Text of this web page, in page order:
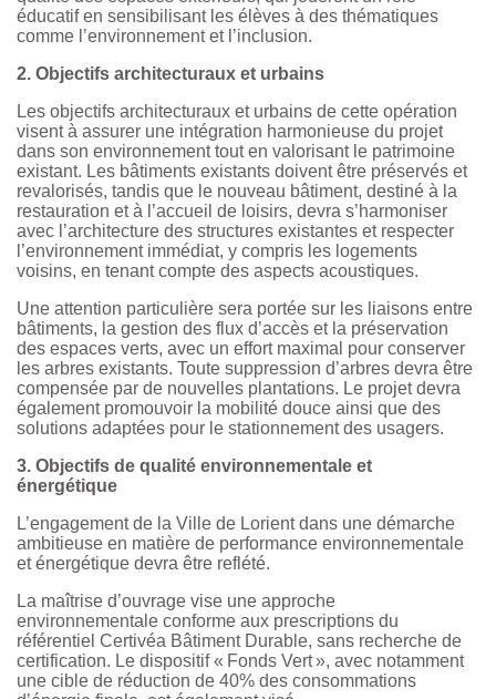
éducatif en sensibilisant les élèves à des thématiques
comme l’environnement et l’inclusion.
2. Objectifs architecturaux et urbains
Les objectifs architecturaux et urbains de cette opération
visent à assurer une intégration harmonieuse du projet
dans son environnement tout en valorisant le patrimoine
existant. Les bâtiments existants doivent être préservés et
revalorisés, tandis que le nouveau bâtiment, destiné à la
restauration et à l’accueil de loisirs, devra s’harmoniser
avec l’architecture des structures existantes et respecter
l’environnement immédiat, y compris les logements
voisins, en tenant compte des aspects acoustiques.
Une attention particulière sera portée sur les liaisons entre
bâtiments, la gestion des flux d’accès et la préservation
des espaces verts, avec un effort maximal pour conserver
les arbres existants. Toute suppression d’arbres devra être
compensée par de nouvelles plantations. Le projet devra
également promouvoir la mobilité douce ainsi que des
solutions adaptées pour le stationnement des usagers.
3. Objectifs de qualité environnementale et
énergétique
L’engagement de la Ville de Lorient dans une démarche
ambitieuse en matière de performance environnementale
et énergétique devra être reflété.
La maîtrise d’ouvrage vise une approche
environnementale conforme aux prescriptions du
référentiel Certivéa Bâtiment Durable, sans recherche de
certification. Le dispositif « Fonds Vert », avec notamment
une cible de réduction de 40% des consommations